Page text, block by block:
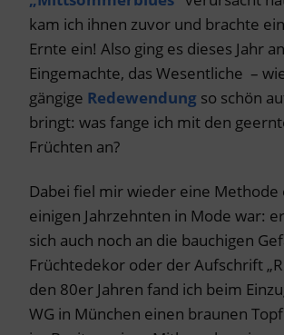
kam ich ihnen zuvor und brachte
Ernte ein! Also ging es dieses Jahr
Eingemachte, das Wesentliche –
gängige Redewendung so schön
bringt: was fange ich mit den
Früchten an?
Dabei fiel mir wieder eine Methode
einigen Jahrzehnten in Mode war:
sich auch noch an die bauchigen
Früchtedekor oder der Aufschrift
den 80er Jahren fand ich beim
WG in München einen braunen